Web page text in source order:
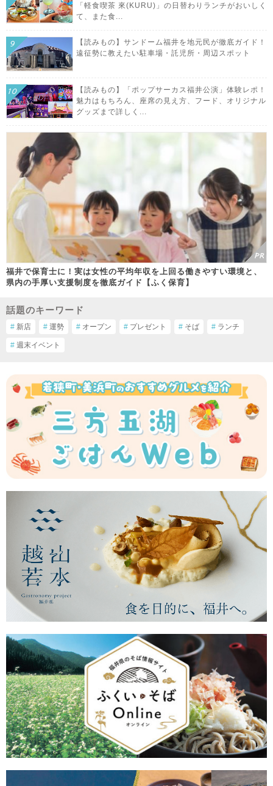
「軽食喫茶 來(KURU)」の日替わりランチがおいしく
て、また食...
【読みもの】サンドーム福井を地元民が徹底ガイド！
遠征勢に教えたい駐車場・託児所・周辺スポット
【読みもの】「ポップサーカス福井公演」体験レポ！
魅力はもちろん、座席の見え方、フード、オリジナル
グッズまで詳しく...
福井で保育士に！実は女性の平均年収を上回る働きやすい環境と、
県内の手厚い支援制度を徹底ガイド【ふく保育】
話題のキーワード
# 新店 # 運勢 # オープン # プレゼント # そば # ランチ
# 週末イベント